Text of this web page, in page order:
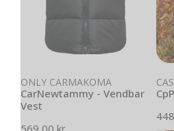
Vælg muligheder
ONLY CARMAKOMA
CarNewtammy - Vendbar
Vest
Normal
569,00 kr